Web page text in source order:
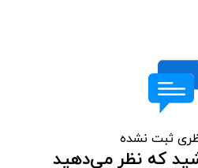
ثبت نشده
که نظر می‌دهید